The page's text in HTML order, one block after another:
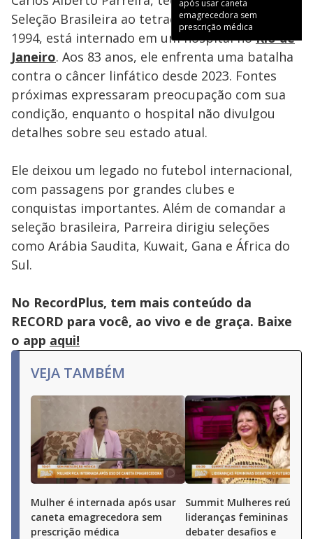
após usar caneta
emagrecedora sem
prescrição médica
Seleção Brasileira ao tetracampeonato em
1994, está internado em um hospital noRio de
Janeiro. Aos 83 anos, ele enfrenta uma batalha
contra o câncer linfático desde 2023. Fontes
próximas expressaram preocupação com sua
condição, enquanto o hospital não divulgou
detalhes sobre seu estado atual.
Ele deixou um legado no futebol internacional,
com passagens por grandes clubes e
conquistas importantes. Além de comandar a
seleção brasileira, Parreira dirigiu seleções
como Arábia Saudita, Kuwait, Gana e África do
Sul.
No RecordPlus, tem mais conteúdo da
RECORD para você, ao vivo e de graça. Baixe
o app aqui!
VEJA TAMBÉM
Mulher é internada após usar
caneta emagrecedora sem
prescrição médica
Summit Mulheres reúne
lideranças femininas para
debater desafios e